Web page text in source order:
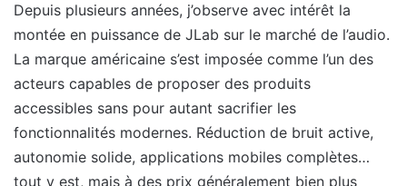
Depuis plusieurs années, j’observe avec intérêt la
montée en puissance de JLab sur le marché de l’audio.
La marque américaine s’est imposée comme l’un des
acteurs capables de proposer des produits
accessibles sans pour autant sacrifier les
fonctionnalités modernes. Réduction de bruit active,
autonomie solide, applications mobiles complètes…
tout y est, mais à des prix généralement bien plus